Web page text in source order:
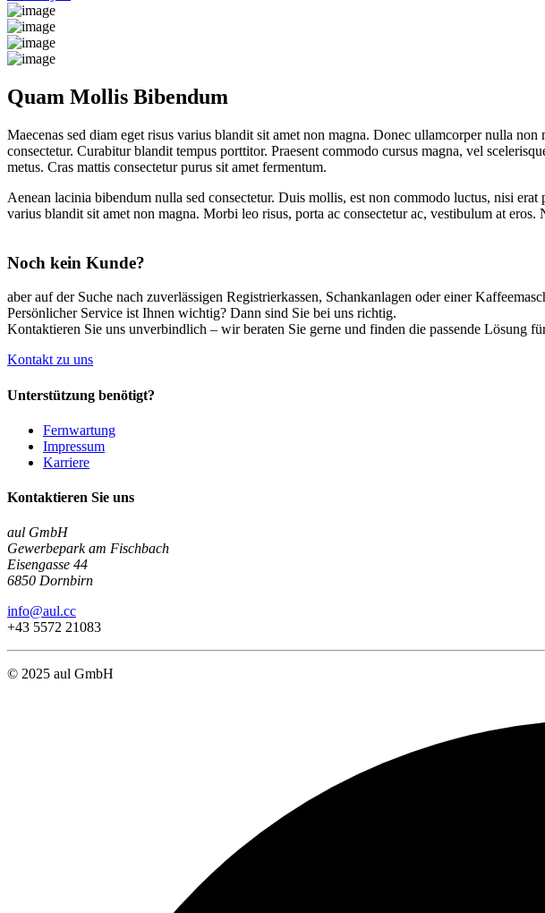
Quam Mollis Bibendum
Maecenas sed diam eget risus varius blandit sit amet non magna. Donec ullamcorper nulla
consectetur. Curabitur blandit tempus porttitor. Praesent commodo cursus magna, vel
metus. Cras mattis consectetur purus sit amet fermentum.
Aenean lacinia bibendum nulla sed consectetur. Duis mollis, est non commodo luctus, nisi
varius blandit sit amet non magna. Morbi leo risus, porta ac consectetur ac, vestibulum at
Noch kein Kunde?
aber auf der Suche nach zuverlässigen Registrierkassen, Schankanlagen oder einer
Persönlicher Service ist Ihnen wichtig? Dann sind Sie bei uns richtig.
Kontaktieren Sie uns unverbindlich – wir beraten Sie gerne und finden die passende Lösung
Kontakt zu uns
Unterstützung benötigt?
Fernwartung
Impressum
Karriere
Kontaktieren Sie uns
aul GmbH
Gewerbepark am Fischbach
Eisengasse 44
6850 Dornbirn
info@aul.cc
+43 5572 21083
© 2025 aul GmbH